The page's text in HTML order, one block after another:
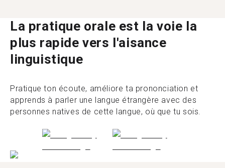
La pratique orale est la voie la
plus rapide vers l'aisance
linguistique
Pratique ton écoute, améliore ta prononciation et
apprends à parler une langue étrangère avec des
personnes natives de cette langue, où que tu sois.